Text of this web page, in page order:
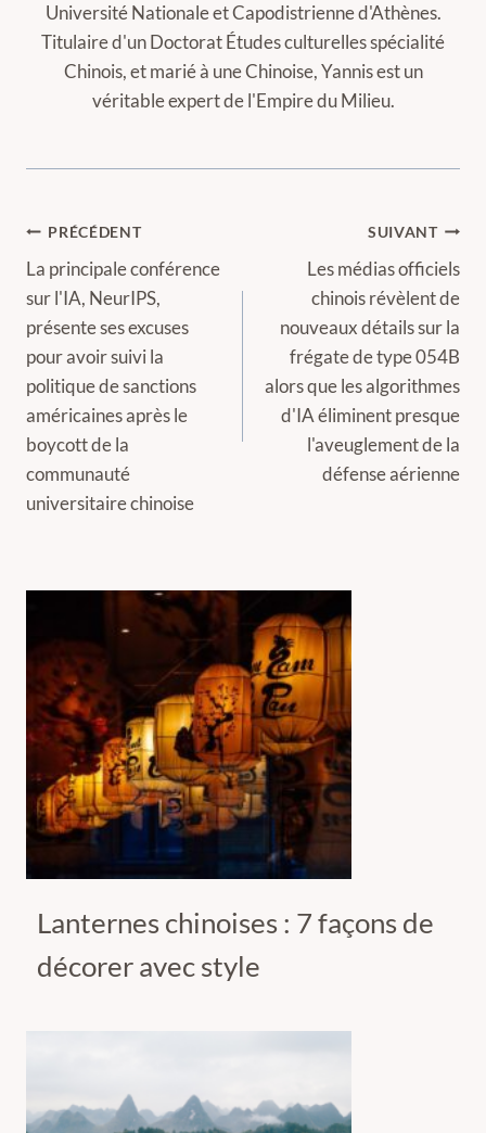
Université Nationale et Capodistrienne d'Athènes.
Titulaire d'un Doctorat Études culturelles spécialité
Chinois, et marié à une Chinoise, Yannis est un
véritable expert de l'Empire du Milieu.
Navigation
de
l’article
PRÉCÉDENT
La principale conférence
sur l'IA, NeurIPS,
présente ses excuses
pour avoir suivi la
politique de sanctions
américaines après le
boycott de la
communauté
universitaire chinoise
SUIVANT
Les médias officiels
chinois révèlent de
nouveaux détails sur la
frégate de type 054B
alors que les algorithmes
d'IA éliminent presque
l'aveuglement de la
défense aérienne
Lanternes chinoises : 7 façons de
décorer avec style